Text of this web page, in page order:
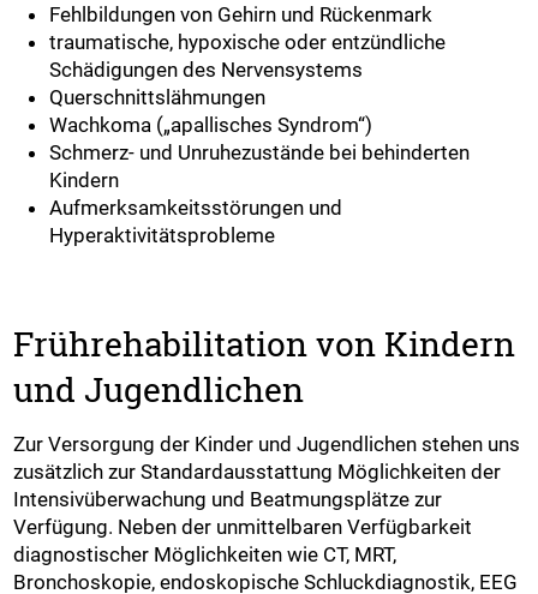
Fehlbildungen von Gehirn und Rückenmark
traumatische, hypoxische oder entzündliche
Schädigungen des Nervensystems
Querschnittslähmungen
Wachkoma („apallisches Syndrom“)
Schmerz- und Unruhezustände bei behinderten
Kindern
Aufmerksamkeitsstörungen und
Hyperaktivitätsprobleme
Frührehabilitation von Kindern
und Jugendlichen
Zur Versorgung der Kinder und Jugendlichen stehen uns
zusätzlich zur Standardausstattung Möglichkeiten der
Intensivüberwachung und Beatmungsplätze zur
Verfügung. Neben der unmittelbaren Verfügbarkeit
diagnostischer Möglichkeiten wie CT, MRT,
Bronchoskopie, endoskopische Schluckdiagnostik, EEG